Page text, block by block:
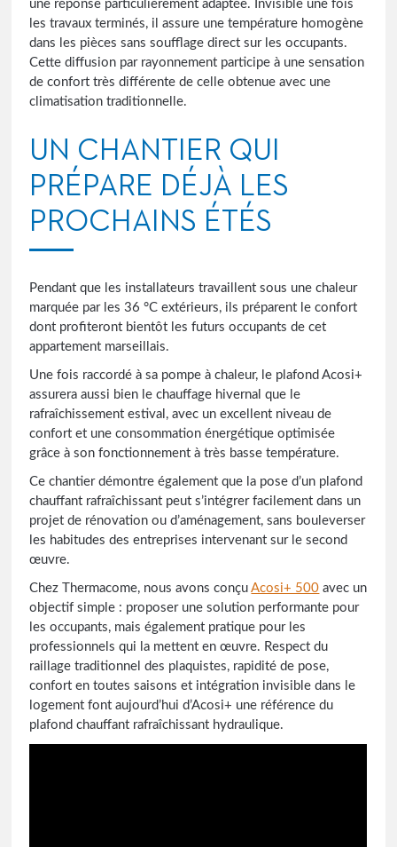
une réponse particulièrement adaptée. Invisible une fois
les travaux terminés, il assure une température homogène
dans les pièces sans soufflage direct sur les occupants.
Cette diffusion par rayonnement participe à une sensation
de confort très différente de celle obtenue avec une
climatisation traditionnelle.
UN CHANTIER QUI
PRÉPARE DÉJÀ LES
PROCHAINS ÉTÉS
Pendant que les installateurs travaillent sous une chaleur
marquée par les 36 °C extérieurs, ils préparent le confort
dont profiteront bientôt les futurs occupants de cet
appartement marseillais.
Une fois raccordé à sa pompe à chaleur, le plafond Acosi+
assurera aussi bien le chauffage hivernal que le
rafraîchissement estival, avec un excellent niveau de
confort et une consommation énergétique optimisée
grâce à son fonctionnement à très basse température.
Ce chantier démontre également que la pose d’un plafond
chauffant rafraîchissant peut s’intégrer facilement dans un
projet de rénovation ou d’aménagement, sans bouleverser
les habitudes des entreprises intervenant sur le second
œuvre.
Chez Thermacome, nous avons conçuAcosi+ 500 avec un
objectif simple : proposer une solution performante pour
les occupants, mais également pratique pour les
professionnels qui la mettent en œuvre. Respect du
raillage traditionnel des plaquistes, rapidité de pose,
confort en toutes saisons et intégration invisible dans le
logement font aujourd’hui d’Acosi+ une référence du
plafond chauffant rafraîchissant hydraulique.